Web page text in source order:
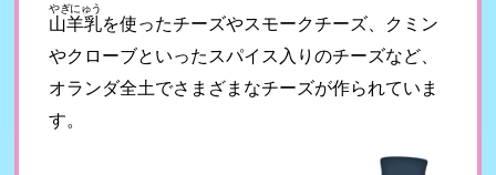
山羊乳
やぎにゅう
を使ったチーズやスモークチーズ、クミン
やクローブといったスパイス入りのチーズなど、
オランダ全土でさまざまなチーズが作られていま
す。